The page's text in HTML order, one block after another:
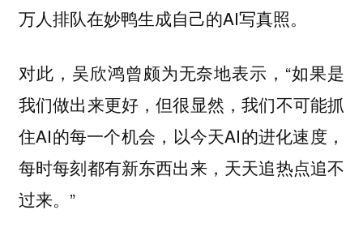
万人排队在妙鸭生成自己的AI写真照。
对此，吴欣鸿曾颇为无奈地表示，“如果是
我们做出来更好，但很显然，我们不可能抓
住AI的每一个机会，以今天AI的进化速度，
每时每刻都有新东西出来，天天追热点追不
过来。”